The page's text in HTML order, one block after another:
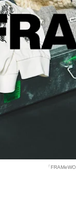
「